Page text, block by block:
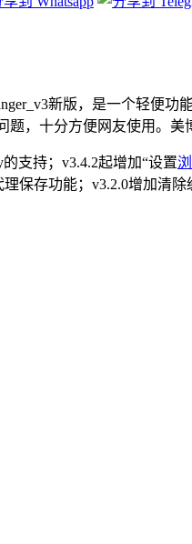
新版，是一个轻便功
，十分方便网友使用。美
支持；v3.4.2起增加“设置
保存功能；v3.2.0增加清